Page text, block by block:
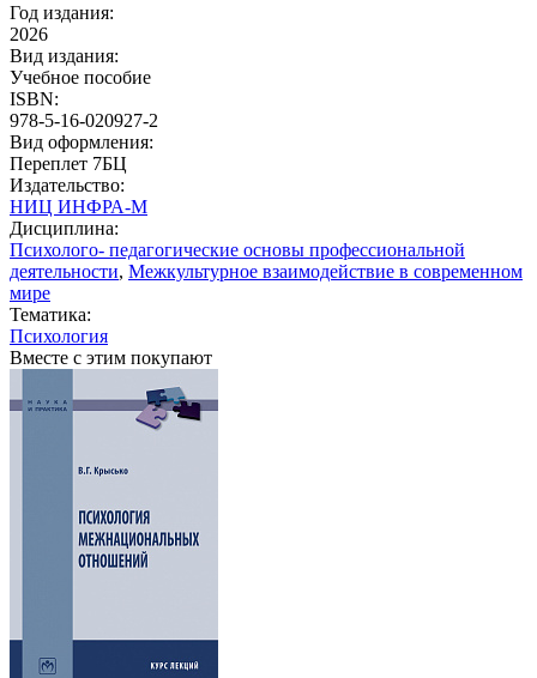
Год издания:
2026
Вид издания:
Учебное пособие
ISBN:
978-5-16-020927-2
Вид оформления:
Переплет 7БЦ
Издательство:
НИЦ ИНФРА-М
Дисциплина:
Психолого- педагогические основы профессиональной
деятельности, Межкультурное взаимодействие в современном
мире
Тематика:
Психология
Вместе с этим покупают